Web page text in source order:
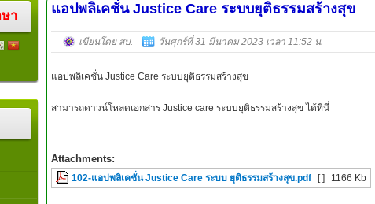
า แอปพลิเคชั่น Justice Care ระบบยุติธรรมสร้างสุข
เขียนโดย สป. วันศุกร์ที่ 31 มีนาคม 2023 เวลา 11:52 น.
แอปพลิเคชั่น Justice Care ระบบยุติธรรมสร้างสุข
สามารถดาวน์โหลดเอกสาร Justice care ระบบยุติธรรมสร้างสุข ได้ที่นี่
Attachments:
102-แอปพลิเคชั่น Justice Care ระบบ ยุติธรรมสร้างสุข.pdf [ ] 1166 Kb